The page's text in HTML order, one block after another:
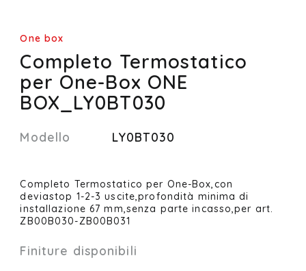
One box
Completo Termostatico
per One-Box ONE
BOX_LY0BT030
Modello LY0BT030
Completo Termostatico per One-Box,con
deviastop 1-2-3 uscite,profondità minima di
installazione 67 mm,senza parte incasso,per art.
ZB00B030-ZB00B031
Finiture disponibili